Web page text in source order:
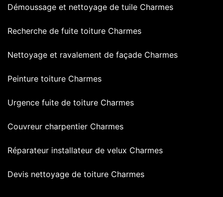
Démoussage et nettoyage de tuile Charmes
Recherche de fuite toiture Charmes
Nettoyage et ravalement de façade Charmes
Peinture toiture Charmes
Urgence fuite de toiture Charmes
Couvreur charpentier Charmes
Réparateur installateur de velux Charmes
Devis nettoyage de toiture Charmes